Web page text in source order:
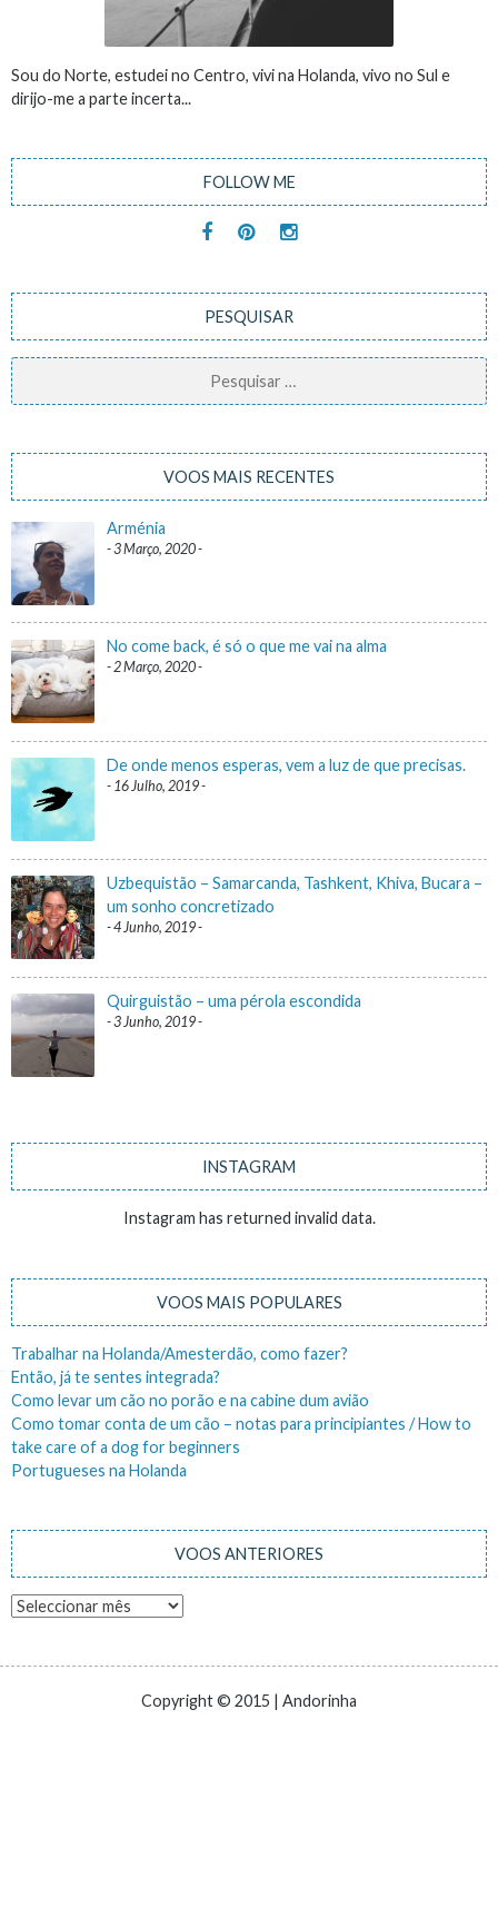
Sou do Norte, estudei no Centro, vivi na Holanda, vivo no Sul e
dirijo-me a parte incerta...
FOLLOW ME
PESQUISAR
Pesquisar
por:
VOOS MAIS RECENTES
Arménia
3 Março, 2020
No come back, é só o que me vai na alma
2 Março, 2020
De onde menos esperas, vem a luz de que precisas.
16 Julho, 2019
Uzbequistão – Samarcanda, Tashkent, Khiva, Bucara –
um sonho concretizado
4 Junho, 2019
Quirguistão – uma pérola escondida
3 Junho, 2019
INSTAGRAM
Instagram has returned invalid data.
VOOS MAIS POPULARES
Trabalhar na Holanda/Amesterdão, como fazer?
Então, já te sentes integrada?
Como levar um cão no porão e na cabine dum avião
Como tomar conta de um cão – notas para principiantes / How to
take care of a dog for beginners
Portugueses na Holanda
VOOS ANTERIORES
Voos
Copyright © 2015 | Andorinha